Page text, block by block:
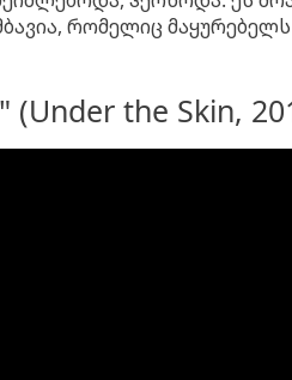
რომელიც
(Under the Skin,